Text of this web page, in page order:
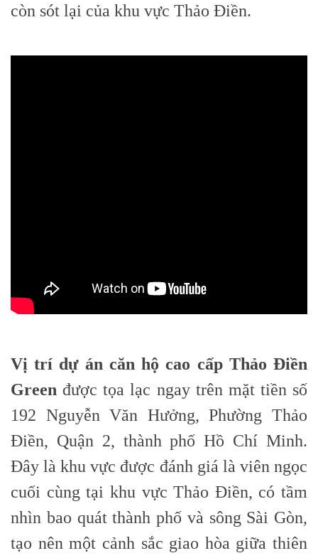
còn sót lại của khu vực Thảo Điền.
Vị trí dự án căn hộ cao cấp Thảo Điền
Green được tọa lạc ngay trên mặt tiền số
192 Nguyễn Văn Hưởng, Phường Thảo
Điền, Quận 2, thành phố Hồ Chí Minh.
Đây là khu vực được đánh giá là viên ngọc
cuối cùng tại khu vực Thảo Điền, có tầm
nhìn bao quát thành phố và sông Sài Gòn,
tạo nên một cảnh sắc giao hòa giữa thiên